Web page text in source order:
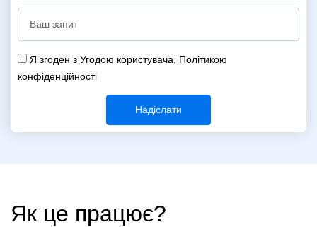
Я згоден з Угодою користувача, Політикою
конфіденційності
Надіслати
Як це працює?